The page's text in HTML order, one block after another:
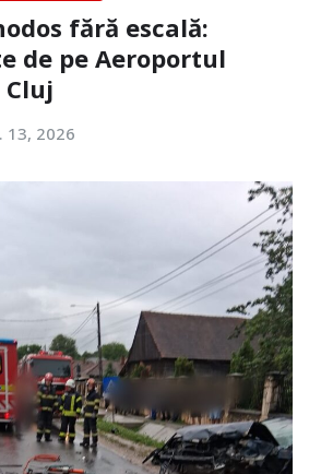
fără escală:
de pe Aeroportul
13, 2026